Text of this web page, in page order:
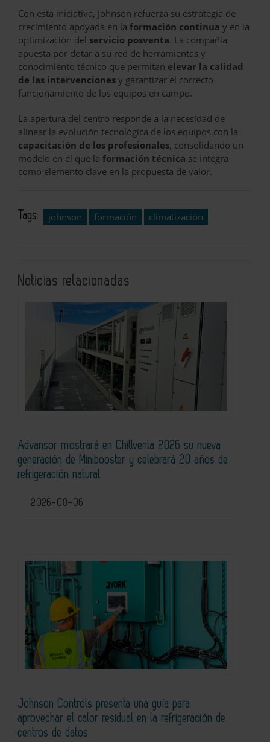
Con esta iniciativa, Johnson refuerza su estrategia de
crecimiento apoyada en la formación continua y en la
optimización del servicio posventa. La compañía
apuesta por dotar a su red de herramientas y
conocimiento técnico que permitan elevar la calidad
de las intervenciones y garantizar el correcto
funcionamiento de los equipos en campo.
La apertura del centro responde a la necesidad de
alinear la evolución tecnológica de los equipos con la
capacitación de los profesionales, consolidando un
modelo en el que la formación técnica se integra
como elemento clave en la propuesta de valor.
Tags: johnson formación climatización
Noticias relacionadas
Advansor mostrará en Chillventa 2026 su nueva
generación de Minibooster y celebrará 20 años de
refrigeración natural
2026-08-06
Johnson Controls presenta una guía para
aprovechar el calor residual en la refrigeración de
centros de datos